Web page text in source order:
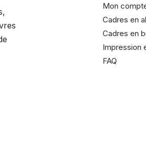
Mon
Cadres en
Cadres en
Impression
FAQ